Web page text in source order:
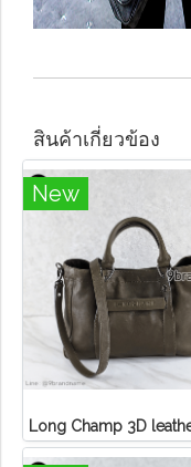
สินค้าเกี่ยวข้อง
New